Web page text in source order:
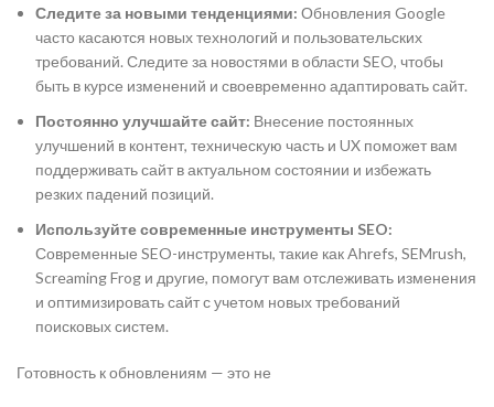
Следите за новыми тенденциями: Обновления Google
часто касаются новых технологий и пользовательских
требований. Следите за новостями в области SEO, чтобы
быть в курсе изменений и своевременно адаптировать сайт.
Постоянно улучшайте сайт: Внесение постоянных
улучшений в контент, техническую часть и UX поможет вам
поддерживать сайт в актуальном состоянии и избежать
резких падений позиций.
Используйте современные инструменты SEO:
Современные SEO-инструменты, такие как Ahrefs, SEMrush,
Screaming Frog и другие, помогут вам отслеживать изменения
и оптимизировать сайт с учетом новых требований
поисковых систем.
Готовность к обновлениям — это не